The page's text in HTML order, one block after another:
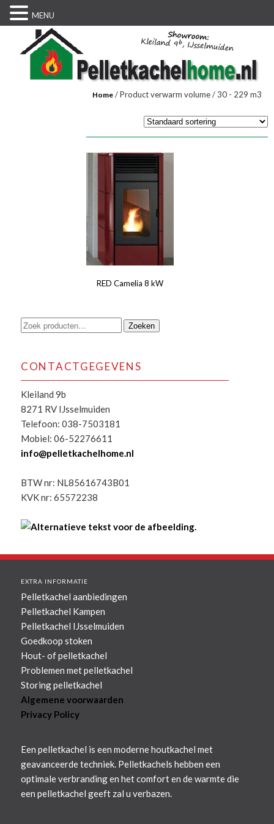
Home / Product verwarm volume / 30 - 229 m3
RED Camelia 8 kW
Zoeken
Zoeken
CONTACTGEGEVENS
Kleiland 9b
8271 RV IJsselmuiden
Telefoon: 038-7503181
Mobiel: 06-52276611
info@pelletkachelhome.nl
BTW nr: NL85616743B01
KVK nr: 65572238
EXTRA INFORMATIE
Pelletkachel aanbiedingen
Pelletkachel Kampen
Pelletkachel IJsselmuiden
Goedkoop stoken
Hout- of pelletkachel
Problemen met pelletkachel
Storing pelletkachel
Algemene voorwaarden
Privacy Policy
Een pelletkachel is een moderne houtkachel met
geavanceerde techniek. Pelletkachels hebben een
optimale verbranding en het comfort en de warmte die
een pelletkachel geeft zal u verbazen.
MENU